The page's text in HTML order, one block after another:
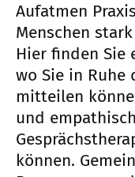
Aufatmen
Menschen
Hier finden Sie
wo Sie in Ruhe
mitteilen
und
können.